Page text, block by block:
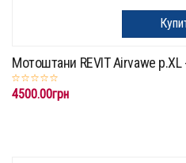
Мотоштани REVIT Airvawe p.XL
4500.00грн